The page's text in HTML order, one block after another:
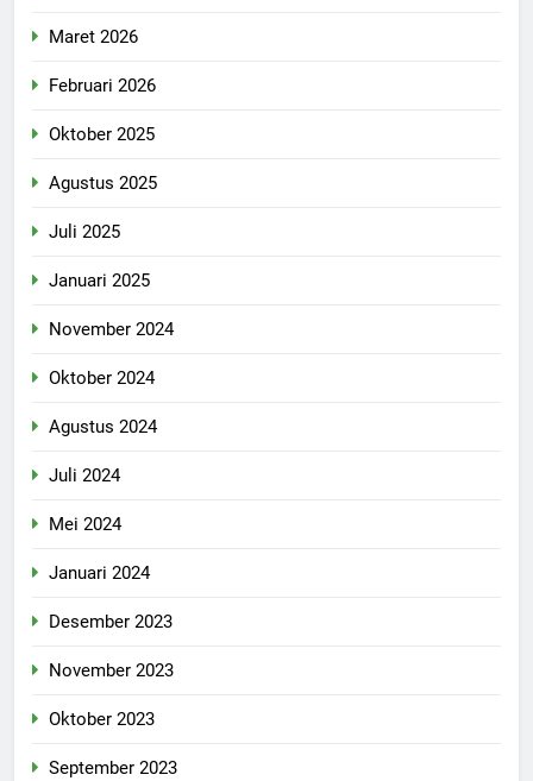
Maret 2026
Februari 2026
Oktober 2025
Agustus 2025
Juli 2025
Januari 2025
November 2024
Oktober 2024
Agustus 2024
Juli 2024
Mei 2024
Januari 2024
Desember 2023
November 2023
Oktober 2023
September 2023